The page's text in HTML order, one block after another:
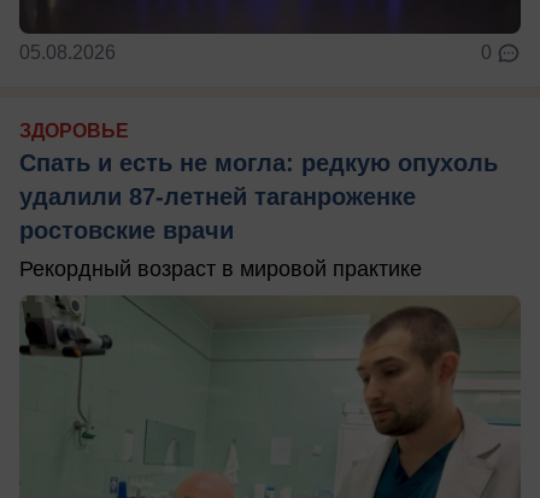
05.08.2026 0
ЗДОРОВЬЕ
Спать и есть не могла: редкую опухоль
удалили 87-летней таганроженке
ростовские врачи
Рекордный возраст в мировой практике